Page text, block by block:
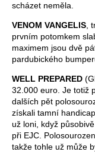
scházet neměla.
VENOM VANGELIS ,
prvním potomkem
maximem jsou dvě
pardubického
WELL PREPARED
32.000 euro. Je totiž
dalších pět
získali tamní
už loni, když
při EJC.
takže tohle už může